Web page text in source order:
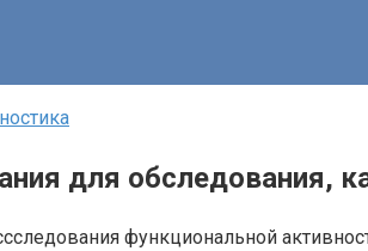
для обследования,
функциональной